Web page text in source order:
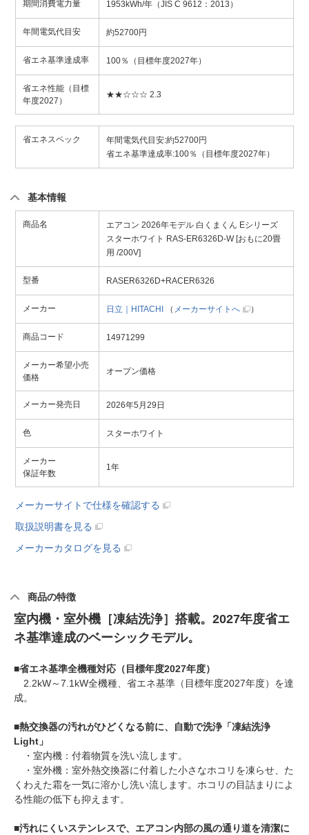
期間消費電力量 1953kWh/年（JIS C 9612：2013）
年間電気代目安 約52700円
省エネ基準達成率 100％（目標年度2027年）
省エネ性能（目標
年度2027）
★★☆☆☆ 2.3
省エネスペック
年間電気代目安:約52700円
省エネ基準達成率:100％（目標年度2027年）
基本情報
商品名
エアコン 2026年モデル 白くまくん Eシリーズ
スターホワイト RAS-ER6326D-W [おもに20畳
用 /200V]
型番 RASER6326D+RACER6326
メーカー 日立｜HITACHI （ メーカーサイトへ ）
商品コード 14971299
メーカー希望小売
価格
オープン価格
メーカー発売日 2026年5月29日
色 スターホワイト
メーカー
保証年数
1年
メーカーサイトで仕様を確認する
取扱説明書を見る
メーカーカタログを見る
商品の特徴
室内機・室外機［凍結洗浄］搭載。2027年度省エ
ネ基準達成のベーシックモデル。
■省エネ基準全機種対応（目標年度2027年度）
2.2kW～7.1kW全機種、省エネ基準（目標年度2027年度）を達
成。
■熱交換器の汚れがひどくなる前に、自動で洗浄「凍結洗浄
Light」
・室内機：付着物質を洗い流します。
・室外機：室外熱交換器に付着した小さなホコリを凍らせ、た
くわえた霜を一気に溶かし洗い流します。ホコリの目詰まりによ
る性能の低下も抑えます。
■汚れにくいステンレスで、エアコン内部の風の通り道を清潔に